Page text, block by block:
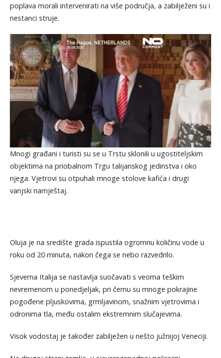
poplava morali intervenirati na više područja, a zabilježeni su i
nestanci struje.
Mnogi građani i turisti su se u Trstu sklonili u ugostiteljskim
objektima na priobalnom Trgu talijanskog jedinstva i oko
njega. Vjetrovi su otpuhali mnoge stolove kafića i drugi
vanjski namještaj.
Oluja je na središte grada ispustila ogromnu količinu vode u
roku od 20 minuta, nakon čega se nebo razvedrilo.
Sjeverna Italija se nastavlja suočavati s veoma teškim
nevremenom u ponedjeljak, pri čemu su mnoge pokrajine
pogođene pljuskovima, grmljavinom, snažnim vjetrovima i
odronima tla, među ostalim ekstremnim slučajevima.
Visok vodostaj je također zabilježen u nešto južnijoj Veneciji.